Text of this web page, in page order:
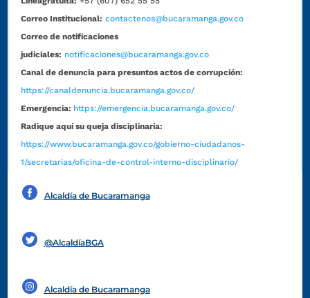
Correo Institucional: contactenos@bucaramanga.gov.co
Correo de notificaciones
judiciales: notificaciones@bucaramanga.gov.co
Canal de denuncia para presuntos actos de corrupción:
https://canaldenuncia.bucaramanga.gov.co/
Emergencia: https://emergencia.bucaramanga.gov.co/
Radique aquí su queja disciplinaria:
https://www.bucaramanga.gov.co/gobierno-ciudadanos-
1/secretarias/oficina-de-control-interno-disciplinario/
Alcaldía de Bucaramanga
@AlcaldíaBGA
Alcaldía de Bucaramanga